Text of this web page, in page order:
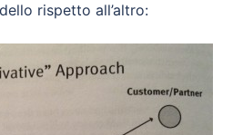
rispetto all’altro: